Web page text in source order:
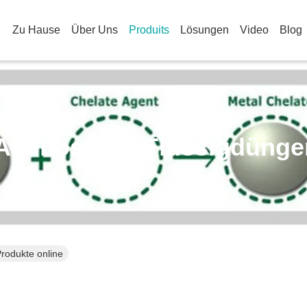
Zu Hause Über Uns Produits Lösungen Video Blog
online